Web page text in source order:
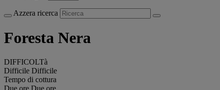
Azzera ricerca
Foresta Nera
DIFFICOLTà
Difficile Difficile
Tempo di cottura
Due ore Due ore